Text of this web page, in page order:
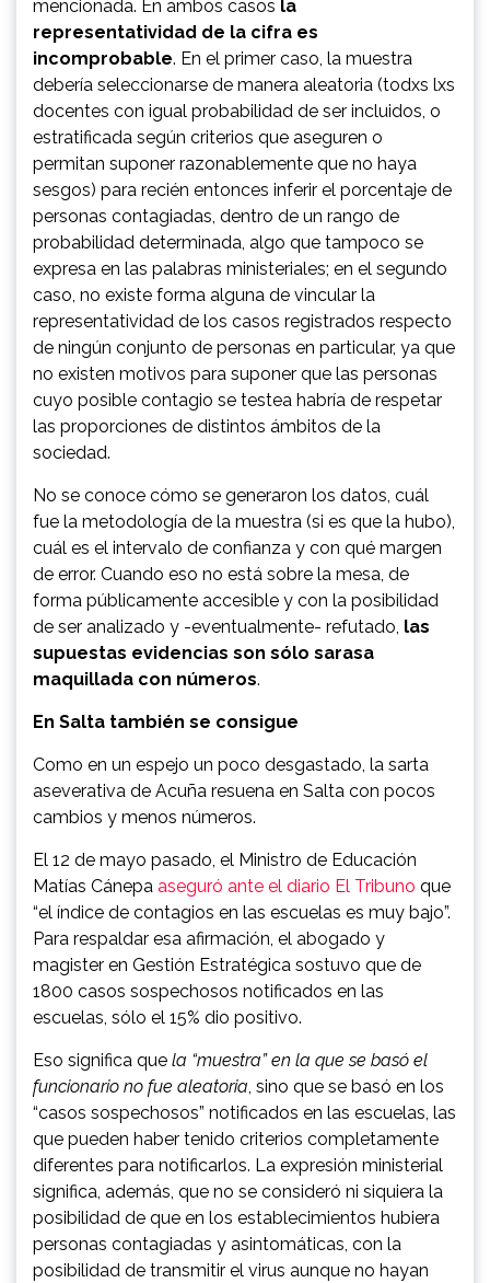
mencionada. En ambos casos la
representatividad de la cifra es
incomprobable. En el primer caso, la muestra
debería seleccionarse de manera aleatoria (todxs lxs
docentes con igual probabilidad de ser incluidos, o
estratificada según criterios que aseguren o
permitan suponer razonablemente que no haya
sesgos) para recién entonces inferir el porcentaje de
personas contagiadas, dentro de un rango de
probabilidad determinada, algo que tampoco se
expresa en las palabras ministeriales; en el segundo
caso, no existe forma alguna de vincular la
representatividad de los casos registrados respecto
de ningún conjunto de personas en particular, ya que
no existen motivos para suponer que las personas
cuyo posible contagio se testea habría de respetar
las proporciones de distintos ámbitos de la
sociedad.
No se conoce cómo se generaron los datos, cuál
fue la metodología de la muestra (si es que la hubo),
cuál es el intervalo de confianza y con qué margen
de error. Cuando eso no está sobre la mesa, de
forma públicamente accesible y con la posibilidad
de ser analizado y -eventualmente- refutado, las
supuestas evidencias son sólo sarasa
maquillada con números.
En Salta también se consigue
Como en un espejo un poco desgastado, la sarta
aseverativa de Acuña resuena en Salta con pocos
cambios y menos números.
El 12 de mayo pasado, el Ministro de Educación
Matías Cánepa aseguró ante el diario El Tribuno que
“el índice de contagios en las escuelas es muy bajo”.
Para respaldar esa afirmación, el abogado y
magister en Gestión Estratégica sostuvo que de
1800 casos sospechosos notificados en las
escuelas, sólo el 15% dio positivo.
Eso significa que la “muestra” en la que se basó el
funcionario no fue aleatoria, sino que se basó en los
“casos sospechosos” notificados en las escuelas, las
que pueden haber tenido criterios completamente
diferentes para notificarlos. La expresión ministerial
significa, además, que no se consideró ni siquiera la
posibilidad de que en los establecimientos hubiera
personas contagiadas y asintomáticas, con la
posibilidad de transmitir el virus aunque no hayan